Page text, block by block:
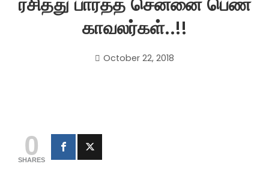
காவலர்கள்..!!
October 22, 2018
0
SHARES